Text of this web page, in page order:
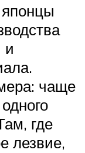
и
чаще
где
лезвие,